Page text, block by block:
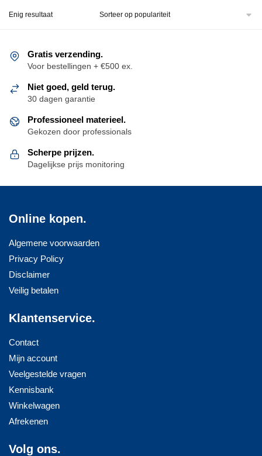
meerdere
optie
gekozen
worden
op
de
Enig resultaat
Gratis verzending.
Voor bestellingen + €500 ex.
Niet goed, geld terug.
30 dagen garantie
Professioneel materieel.
Gekozen door professionals
Scherpe prijzen.
Dagelijkse prijs monitoring
Online kopen.
Algemene voorwaarden
Privacy Policy
Disclaimer
Veilig betalen
Klantenservice.
Contact
Mijn account
Veelgestelde vragen
Kennisbank
Winkelwagen
Afrekenen
Volg ons.